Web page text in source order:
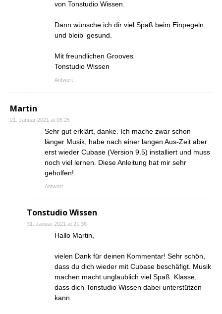
von Tonstudio Wissen.
Dann wünsche ich dir viel Spaß beim Einpegeln
und bleib‘ gesund.
Mit freundlichen Grooves
Tonstudio Wissen
Antwort
Martin
21. Januar 2021 at 06:25
Sehr gut erklärt, danke. Ich mache zwar schon
länger Musik, habe nach einer langen Aus-Zeit aber
erst wieder Cubase (Version 9.5) installiert und muss
noch viel lernen. Diese Anleitung hat mir sehr
geholfen!
Antwort
Tonstudio Wissen
31. Januar 2021 at 21:36
Hallo Martin,
vielen Dank für deinen Kommentar! Sehr schön,
dass du dich wieder mit Cubase beschäfigt. Musik
machen macht unglaublich viel Spaß. Klasse,
dass dich Tonstudio Wissen dabei unterstützen
kann.